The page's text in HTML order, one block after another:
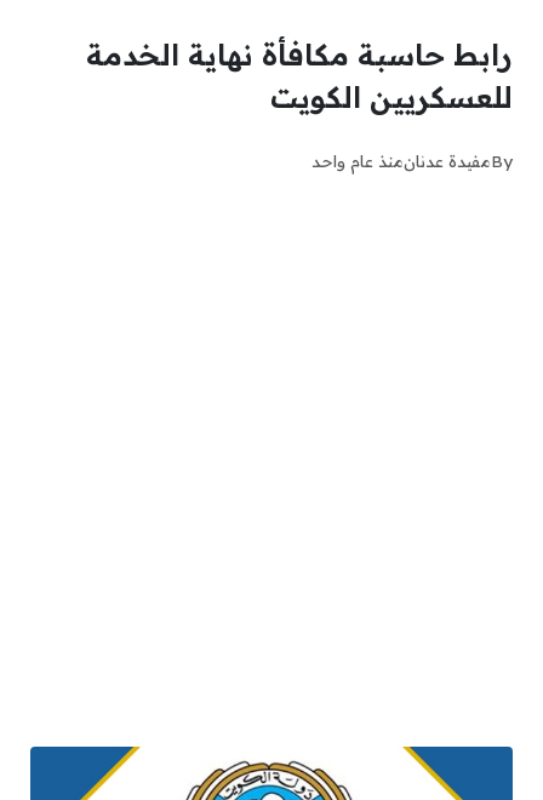
رابط حاسبة مكافأة نهاية الخدمة
للعسكريين الكويت
Byمفيدة عدنانمنذ عام واحد